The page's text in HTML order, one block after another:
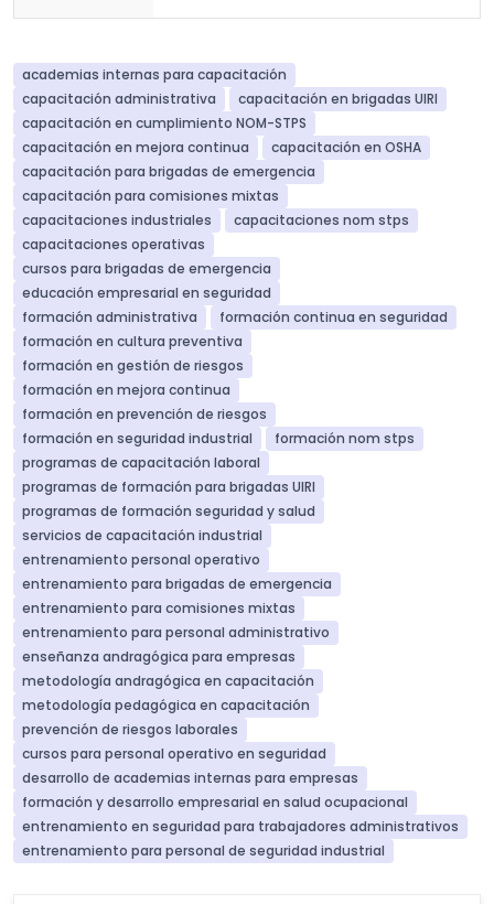
academias internas para capacitación
capacitación administrativa
capacitación en brigadas UIRI
capacitación en cumplimiento NOM-STPS
capacitación en mejora continua
capacitación en OSHA
capacitación para brigadas de emergencia
capacitación para comisiones mixtas
capacitaciones industriales
capacitaciones nom stps
capacitaciones operativas
cursos para brigadas de emergencia
educación empresarial en seguridad
formación administrativa
formación continua en seguridad
formación en cultura preventiva
formación en gestión de riesgos
formación en mejora continua
formación en prevención de riesgos
formación en seguridad industrial
formación nom stps
programas de capacitación laboral
programas de formación para brigadas UIRI
programas de formación seguridad y salud
servicios de capacitación industrial
entrenamiento personal operativo
entrenamiento para brigadas de emergencia
entrenamiento para comisiones mixtas
entrenamiento para personal administrativo
enseñanza andragógica para empresas
metodología andragógica en capacitación
metodología pedagógica en capacitación
prevención de riesgos laborales
cursos para personal operativo en seguridad
desarrollo de academias internas para empresas
formación y desarrollo empresarial en salud ocupacional
entrenamiento en seguridad para trabajadores administrativos
entrenamiento para personal de seguridad industrial